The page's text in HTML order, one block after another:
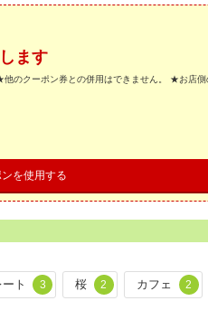
ます
のクーポン券との併用はできません。 ★お店側
を使用する
ト 3 桜 2 カフェ 2